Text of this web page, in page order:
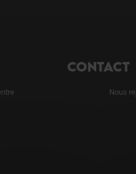
CONTACT
Nous